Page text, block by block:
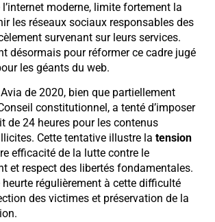
moderne, limite fortement la
les réseaux sociaux responsables des
survenant sur leurs services.
désormais pour réformer ce cadre jugé
les géants du web.
de 2020, bien que partiellement
constitutionnel, a tenté d’imposer
de 24 heures pour les contenus
Cette tentative illustre la tension
efficacité de la lutte contre le
et respect des libertés fondamentales.
heurte régulièrement à cette difficulté
des victimes et préservation de la